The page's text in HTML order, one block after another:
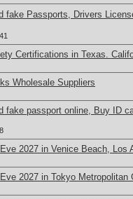
fake Passports, Drivers
Certifications in Texas.
Wholesale Suppliers
fake passport online, Buy ID
2027 in Venice Beach, Los
2027 in Tokyo